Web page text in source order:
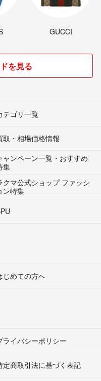
GUCCI
を見る
テゴリ一覧
取・相場価格情報
ャンペーン一覧・おすすめ
集
クマ公式ショップ ファッシ
ン特集
じめての方へ
ライバシーポリシー
定商取引法に基づく表記